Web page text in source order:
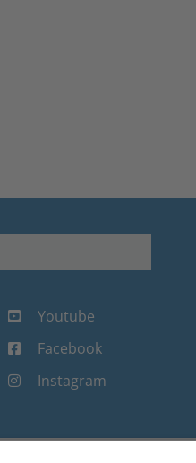
Youtube
Facebook
Instagram